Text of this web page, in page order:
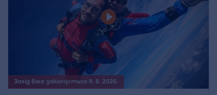
Захід вже закінчується 9. 8. 2026.